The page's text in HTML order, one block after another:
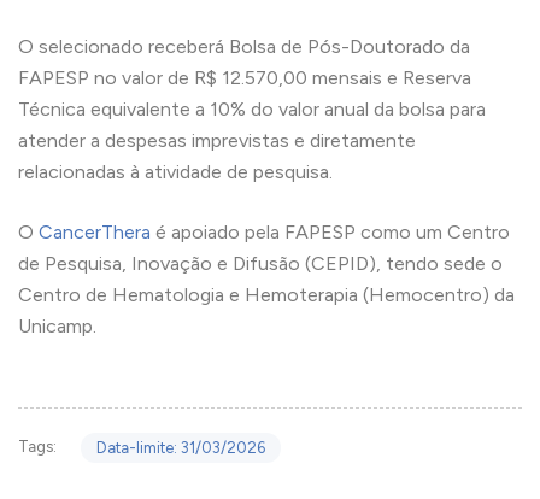
O selecionado receberá Bolsa de Pós-Doutorado da
FAPESP no valor de R$ 12.570,00 mensais e Reserva
Técnica equivalente a 10% do valor anual da bolsa para
atender a despesas imprevistas e diretamente
relacionadas à atividade de pesquisa.
O CancerThera é apoiado pela FAPESP como um Centro
de Pesquisa, Inovação e Difusão (CEPID), tendo sede o
Centro de Hematologia e Hemoterapia (Hemocentro) da
Unicamp.
Tags: Data-limite: 31/03/2026